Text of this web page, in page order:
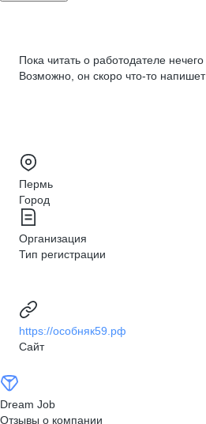
Пока читать о работодателе нечего
Возможно, он скоро что‑то напишет
Пермь
Город
Организация
Тип регистрации
https://особняк59.рф
Сайт
Dream Job
Отзывы о компании